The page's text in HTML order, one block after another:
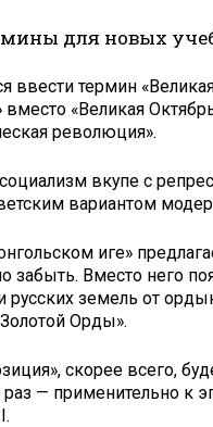
для новых
ввести термин
«Великая
революция».
вкупе с
вариантом
иге»
забыть. Вместо него
русских земель от
Орды».
скорее всего,
раз — применительно к